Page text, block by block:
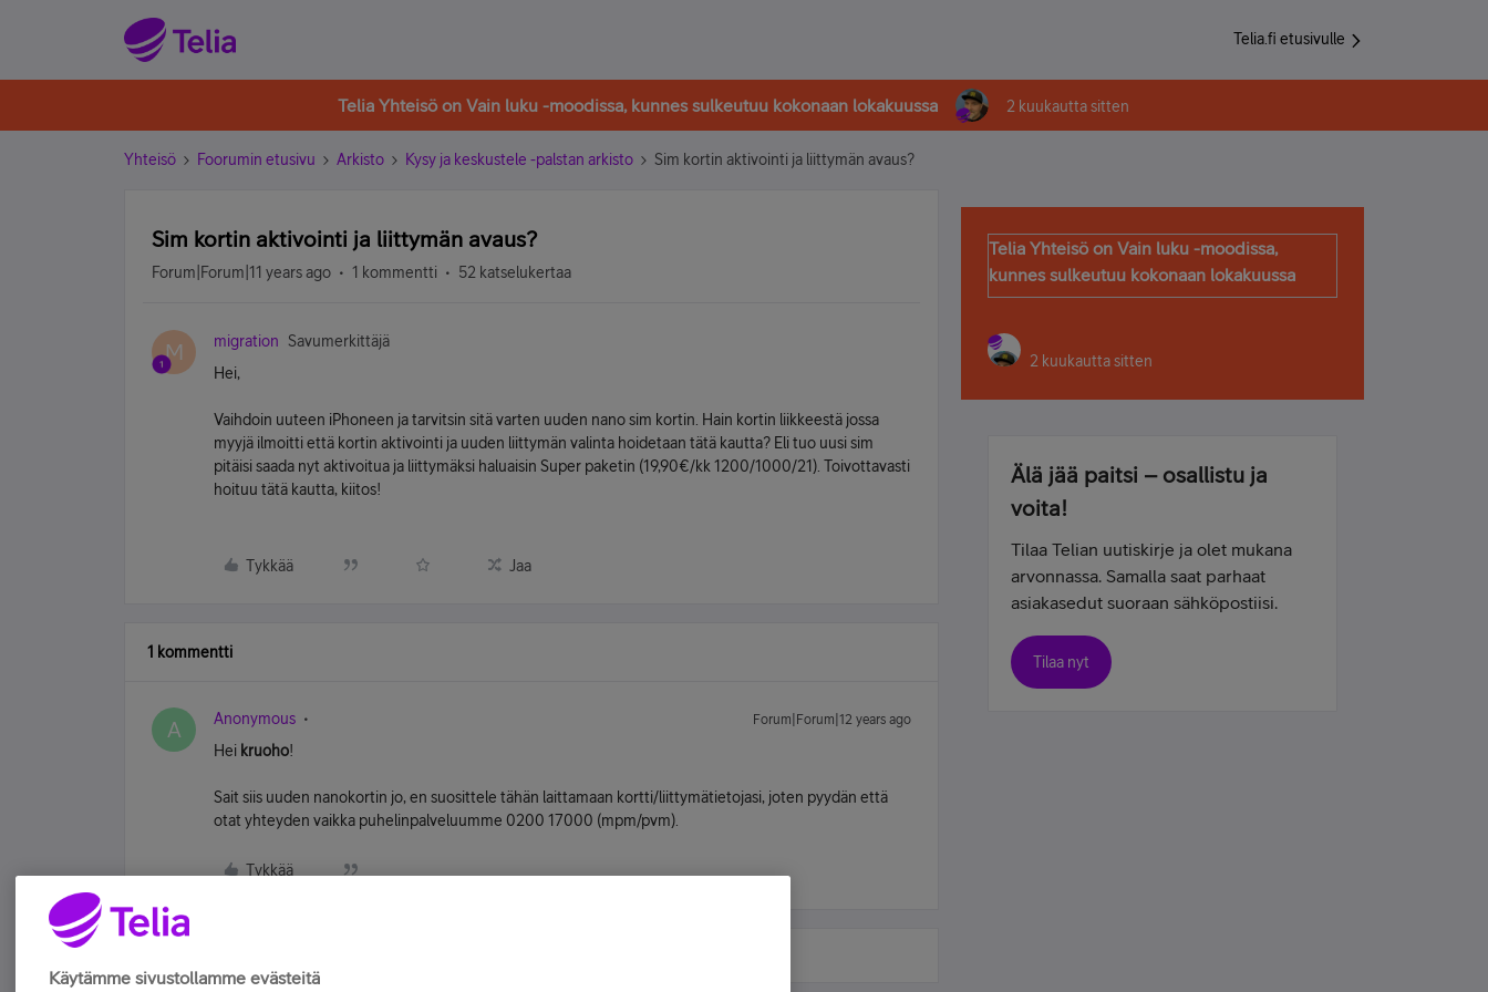
Telia.fi etusivulle
Telia Yhteisö on Vain luku -moodissa, kunnes sulkeutuu kokonaan lokakuussa 2 kuukautta sitten
Yhteisö Foorumin etusivu Arkisto Kysy ja keskustele -palstan arkisto Sim kortin aktivointi ja liittymän avaus?
Sim kortin aktivointi ja liittymän avaus?
Forum|Forum|11 years ago 1 kommentti 52 katselukertaa
M migration
Savumerkittäjä
Hei,
Vaihdoin uuteen iPhoneen ja tarvitsin sitä varten uuden nano sim kortin. Hain kortin liikkeestä jossa
myyjä ilmoitti että kortin aktivointi ja uuden liittymän valinta hoidetaan tätä kautta? Eli tuo uusi sim
pitäisi saada nyt aktivoitua ja liittymäksi haluaisin Super paketin (19,90€/kk 1200/1000/21). Toivottavasti
hoituu tätä kautta, kiitos!
Tykkää Jaa
1 kommentti
A Anonymous Forum|Forum|12 years ago
Hei kruoho!
Sait siis uuden nanokortin jo, en suosittele tähän laittamaan kortti/liittymätietojasi, joten pyydän että
otat yhteyden vaikka puhelinpalveluumme 0200 17000 (mpm/pvm).
Tykkää
Telia Yhteisö on Vain luku -moodissa,
kunnes sulkeutuu kokonaan lokakuussa
2 kuukautta sitten
Älä jää paitsi – osallistu ja
voita!
Tilaa Telian uutiskirje ja olet mukana
arvonnassa. Samalla saat parhaat
asiakasedut suoraan sähköpostiisi.
Tilaa nyt
Käytämme sivustollamme evästeitä